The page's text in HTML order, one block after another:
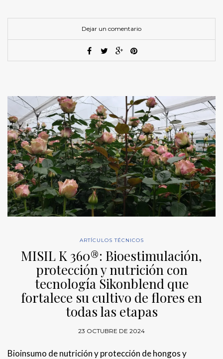
Dejar un comentario
ARTÍCULOS TÉCNICOS
MISIL K 360®: Bioestimulación,
protección y nutrición con
tecnología Sikonblend que
fortalece su cultivo de flores en
todas las etapas
23 OCTUBRE DE 2024
Bioinsumo de nutrición y protección de hongos y